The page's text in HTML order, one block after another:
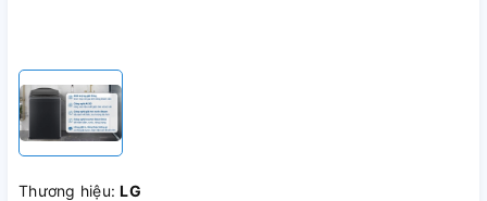
Thương hiệu:LG